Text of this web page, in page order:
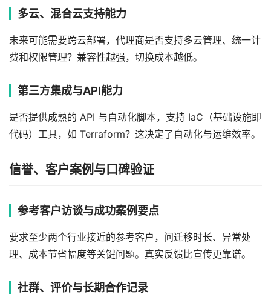
多云、混合云支持能力
未来可能需要跨云部署，代理商是否支持多云管理、统一计
费和权限管理？兼容性越强，切换成本越低。
第三方集成与API能力
是否提供成熟的 API 与自动化脚本，支持 IaC（基础设施即
代码）工具，如 Terraform？这决定了自动化与运维效率。
信誉、客户案例与口碑验证
参考客户访谈与成功案例要点
要求至少两个行业接近的参考客户，问迁移时长、异常处
理、成本节省幅度等关键问题。真实反馈比宣传更靠谱。
社群、评价与长期合作记录